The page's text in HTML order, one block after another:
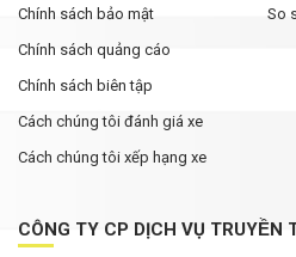
Chính sách bảo mật
Chính sách quảng cáo
Chính sách biên tập
Cách chúng tôi đánh giá xe
Cách chúng tôi xếp hạng xe
So
CÔNG TY CP DỊCH VỤ TRUYỀN